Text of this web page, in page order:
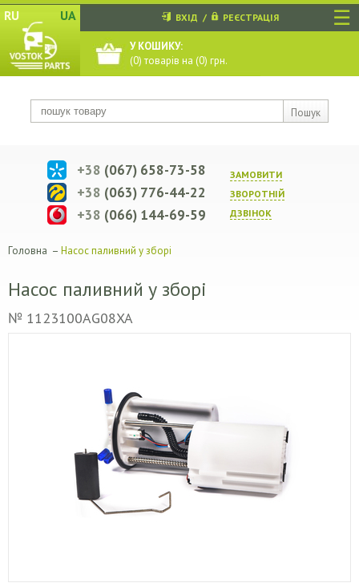
☰
RU UA
Пошук
ВХІД / РЕЄСТРАЦІЯ
У КОШИКУ:
(0) товарів на (0) грн.
ЗАМОВИТИ
ЗВОРОТНIЙ
ДЗВIНОК
+38 (067) 658-73-58
+38 (063) 776-44-22
+38 (066) 144-69-59
Головна – Насос паливний у зборі
Насос паливний у зборі
№ 1123100AG08XA